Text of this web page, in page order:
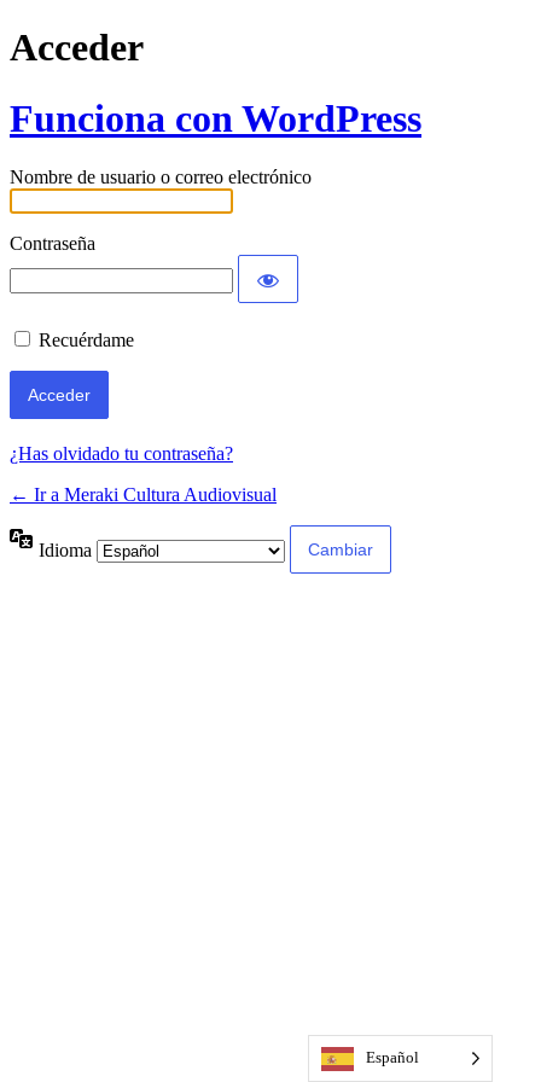
Acceder
Funciona con WordPress
Nombre de usuario o correo electrónico
Contraseña
Recuérdame
¿Has olvidado tu contraseña?
← Ir a Meraki Cultura Audiovisual
Idioma
Español